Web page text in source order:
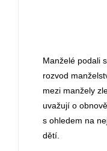
Manželé podali
rozvod
mezi manžely
uvažují o
s ohledem na
dětí.